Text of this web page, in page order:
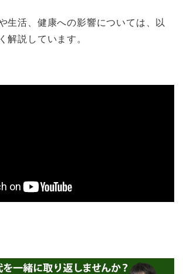
生活、健康への影響については、以
解説しています。